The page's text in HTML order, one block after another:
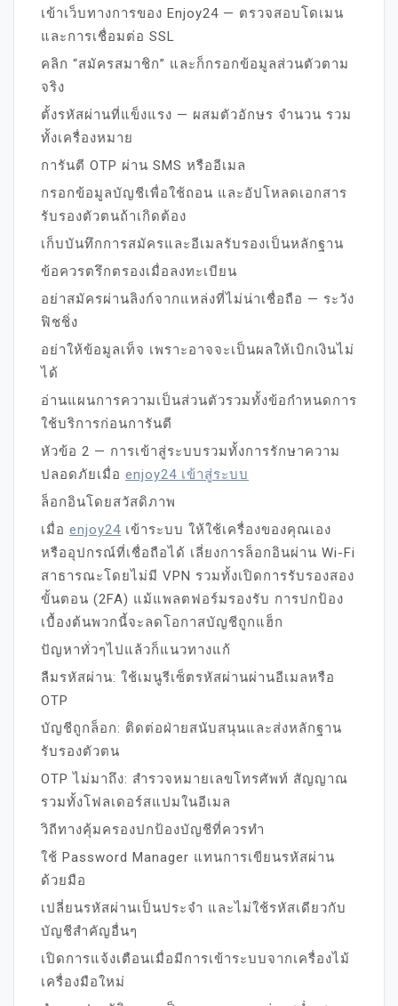
เข้าเว็บทางการของ Enjoy24 — ตรวจสอบโดเมน
และการเชื่อมต่อ SSL
คลิก “สมัครสมาชิก” และก็กรอกข้อมูลส่วนตัวตาม
จริง
ตั้งรหัสผ่านที่แข็งแรง — ผสมตัวอักษร จำนวน รวม
ทั้งเครื่องหมาย
การันตี OTP ผ่าน SMS หรืออีเมล
กรอกข้อมูลบัญชีเพื่อใช้ถอน และอัปโหลดเอกสาร
รับรองตัวตนถ้าเกิดต้อง
เก็บบันทึกการสมัครและอีเมลรับรองเป็นหลักฐาน
ข้อควรตรึกตรองเมื่อลงทะเบียน
อย่าสมัครผ่านลิงก์จากแหล่งที่ไม่น่าเชื่อถือ — ระวัง
ฟิชชิ่ง
อย่าให้ข้อมูลเท็จ เพราะอาจจะเป็นผลให้เบิกเงินไม่
ได้
อ่านแผนการความเป็นส่วนตัวรวมทั้งข้อกำหนดการ
ใช้บริการก่อนการันตี
หัวข้อ 2 — การเข้าสู่ระบบรวมทั้งการรักษาความ
ปลอดภัยเมื่อ enjoy24 เข้าสู่ระบบ
ล็อกอินโดยสวัสดิภาพ
เมื่อ enjoy24 เข้าระบบ ให้ใช้เครื่องของคุณเอง
หรืออุปกรณ์ที่เชื่อถือได้ เลี่ยงการล็อกอินผ่าน Wi-Fi
สาธารณะโดยไม่มี VPN รวมทั้งเปิดการรับรองสอง
ขั้นตอน (2FA) แม้แพลตฟอร์มรองรับ การปกป้อง
เบื้องต้นพวกนี้จะลดโอกาสบัญชีถูกแฮ็ก
ปัญหาทั่วๆไปแล้วก็แนวทางแก้
ลืมรหัสผ่าน: ใช้เมนูรีเซ็ตรหัสผ่านผ่านอีเมลหรือ
OTP
บัญชีถูกล็อก: ติดต่อฝ่ายสนับสนุนและส่งหลักฐาน
รับรองตัวตน
OTP ไม่มาถึง: สำรวจหมายเลขโทรศัพท์ สัญญาณ
รวมทั้งโฟลเดอร์สแปมในอีเมล
วิถีทางคุ้มครองปกป้องบัญชีที่ควรทำ
ใช้ Password Manager แทนการเขียนรหัสผ่าน
ด้วยมือ
เปลี่ยนรหัสผ่านเป็นประจำ และไม่ใช้รหัสเดียวกับ
บัญชีสำคัญอื่นๆ
เปิดการแจ้งเตือนเมื่อมีการเข้าระบบจากเครื่องไม้
เครื่องมือใหม่